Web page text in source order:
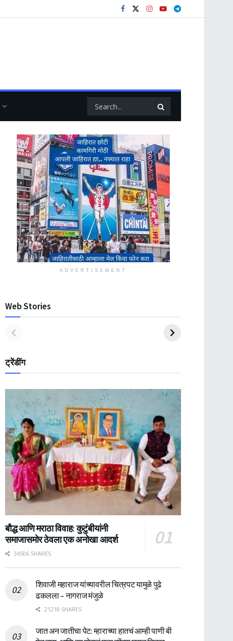
ADVERTISEMENT
Web Stories
ट्रेंडींग
बौद्ध आणि मराठा विवाह: कुटुंबीयांनी
समाजासमोर ठेवला एक अनोखा आदर्श
34506 SHARES
शिवाजी महाराज यांच्यावरील चित्रपट यामुळे पुढे
ढकलला – नागराज मंजुळे
21218 SHARES
जात अन जातीचा पेट: म्हाराच्या हातचं आम्ही पाणी बी